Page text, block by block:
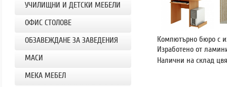
УЧИЛИЩНИ И ДЕТСКИ МЕБЕЛИ
OФИС СТОЛОВЕ
ОБЗАВЕЖДАНЕ ЗА ЗАВЕДЕНИЯ
МАСИ
МЕКА МЕБЕЛ
Компютърно бюро с
Изработено от
Налични на склад